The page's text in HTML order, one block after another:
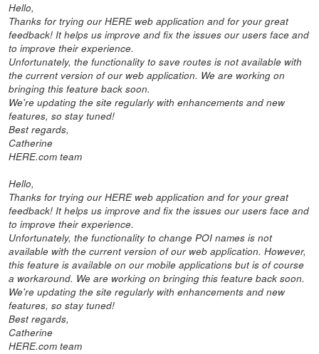
Hello,
Thanks for trying our HERE web application and for your great
feedback! It helps us improve and fix the issues our users face and
to improve their experience.
Unfortunately, the functionality to save routes is not available with
the current version of our web application. We are working on
bringing this feature back soon.
We're updating the site regularly with enhancements and new
features, so stay tuned!
Best regards,
Catherine
HERE.com team
Hello,
Thanks for trying our HERE web application and for your great
feedback! It helps us improve and fix the issues our users face and
to improve their experience.
Unfortunately, the functionality to change POI names is not
available with the current version of our web application. However,
this feature is available on our mobile applications but is of course
a workaround. We are working on bringing this feature back soon.
We're updating the site regularly with enhancements and new
features, so stay tuned!
Best regards,
Catherine
HERE.com team